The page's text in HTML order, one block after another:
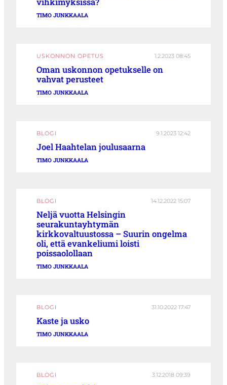
TIMO JUNKKAALA
USKONNON OPETUS 1.2.2023 08:45
Oman uskonnon opetukselle on
vahvat perusteet
TIMO JUNKKAALA
BLOGI 9.1.2023 12:42
Joel Haahtelan joulusaarna
TIMO JUNKKAALA
BLOGI 14.12.2022 15:07
Neljä vuotta Helsingin
seurakuntayhtymän
kirkkovaltuustossa – Suurin ongelma
oli, että evankeliumi loisti
poissaolollaan
TIMO JUNKKAALA
BLOGI 31.10.2022 17:47
Kaste ja usko
TIMO JUNKKAALA
BLOGI 3.12.2018 09:39